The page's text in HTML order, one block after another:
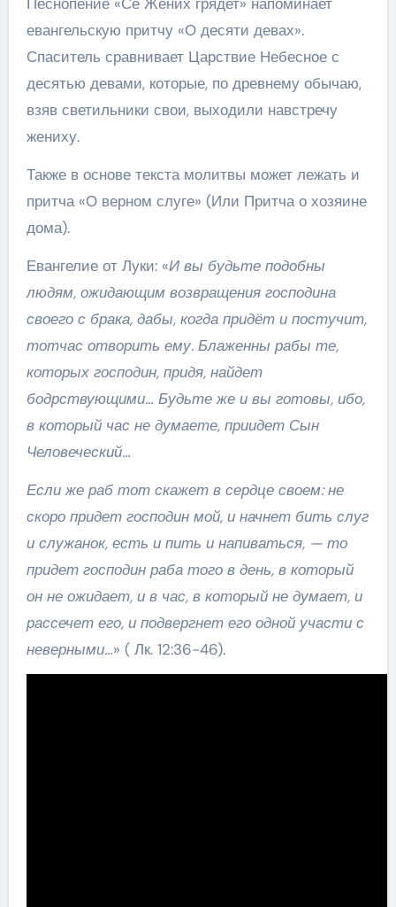
евангельскую притчу «О десяти девах».
Спаситель сравнивает Царствие Небесное с
десятью девами, которые, по древнему обычаю,
взяв светильники свои, выходили навстречу
жениху.
Также в основе текста молитвы может лежать и
притча «О верном слуге» (Или Притча о хозяине
дома).
Евангелие от Луки: «И вы будьте подобны
людям, ожидающим возвращения господина
своего с брака, дабы, когда придёт и постучит,
тотчас отворить ему. Блаженны рабы те,
которых господин, придя, найдет
бодрствующими… Будьте же и вы готовы, ибо,
в который час не думаете, приидет Сын
Человеческий…
Если же раб тот скажет в сердце своем: не
скоро придет господин мой, и начнет бить слуг
и служанок, есть и пить и напиваться, — то
придет господин раба того в день, в который
он не ожидает, и в час, в который не думает, и
рассечет его, и подвергнет его одной участи с
неверными…» ( Лк. 12:36-46).